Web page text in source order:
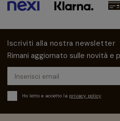
Iscriviti alla nostra newsletter
Rimani aggiornato sulle novità e
Ho letto e accetto la privacy policy